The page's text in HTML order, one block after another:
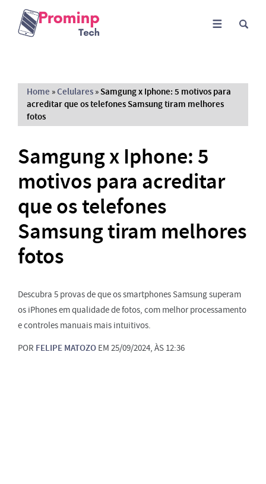
Home »Celulares » Samgung x Iphone: 5 motivos para
acreditar que os telefones Samsung tiram melhores
fotos
Samgung x Iphone: 5
motivos para acreditar
que os telefones
Samsung tiram melhores
fotos
Descubra 5 provas de que os smartphones Samsung superam
os iPhones em qualidade de fotos, com melhor processamento
e controles manuais mais intuitivos.
POR FELIPE MATOZO EM 25/09/2024, ÀS 12:36